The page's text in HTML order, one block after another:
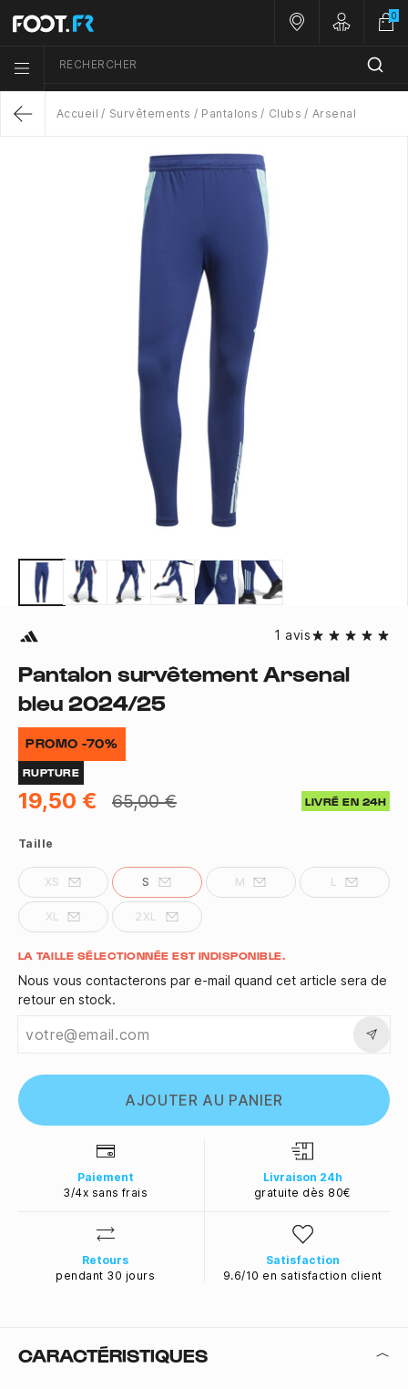
Menu list icon
RECHERCHER
Nos magasins
Customer
0
Accueil Survêtements Pantalons Clubs Arsenal
1 avis
Pantalon survêtement Arsenal
bleu 2024/25
PROMO -70%
RUPTURE
19,50 € 65,00 € LIVRÉ EN 24H
Taille
XS S M L
XL 2XL
Quantité
LA TAILLE SÉLECTIONNÉE EST INDISPONIBLE.
Nous vous contacterons par e-mail quand cet article sera de
retour en stock.
AJOUTER AU PANIER
Paiement
3/4x sans frais
Livraison 24h
gratuite dès 80€
Retours
pendant 30 jours
Satisfaction
9.6/10 en satisfaction client
CARACTÉRISTIQUES